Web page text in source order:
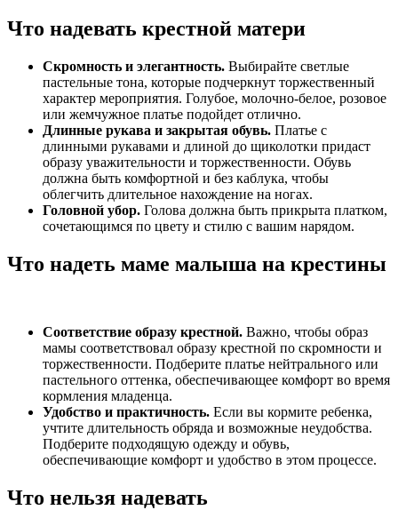
Что надевать крестной матери
Скромность и элегантность. Выбирайте светлые
пастельные тона, которые подчеркнут торжественный
характер мероприятия. Голубое, молочно-белое, розовое
или жемчужное платье подойдет отлично.
Длинные рукава и закрытая обувь. Платье с
длинными рукавами и длиной до щиколотки придаст
образу уважительности и торжественности. Обувь
должна быть комфортной и без каблука, чтобы
облегчить длительное нахождение на ногах.
Головной убор. Голова должна быть прикрыта платком,
сочетающимся по цвету и стилю с вашим нарядом.
Что надеть маме малыша на крестины
Соответствие образу крестной. Важно, чтобы образ
мамы соответствовал образу крестной по скромности и
торжественности. Подберите платье нейтрального или
пастельного оттенка, обеспечивающее комфорт во время
кормления младенца.
Удобство и практичность. Если вы кормите ребенка,
учтите длительность обряда и возможные неудобства.
Подберите подходящую одежду и обувь,
обеспечивающие комфорт и удобство в этом процессе.
Что нельзя надевать